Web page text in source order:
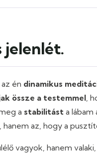
jelenlét.
én dinamikus
össze a testemmel,
a stabilitást a
hanem az, hogy a
vagyok, hanem valaki,